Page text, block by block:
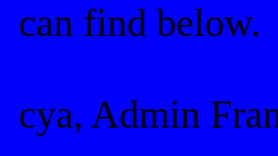
can find below.
cya, Admin